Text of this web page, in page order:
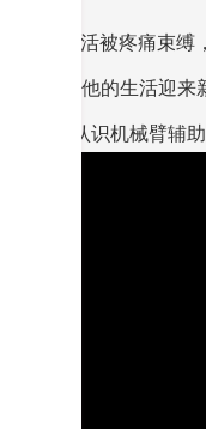
折磨，生活被疼痛束
术后，他的生活迎来
疗经历或认识机械臂辅